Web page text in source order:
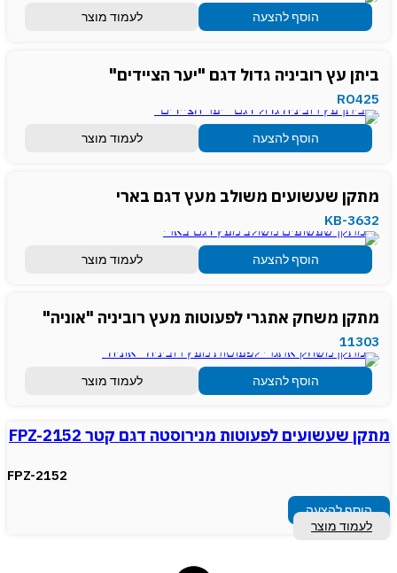
הוסף להצעה לעמוד מוצר
ביתן עץ רוביניה גדול דגם "יער הציידים"
RO425
הוסף להצעה לעמוד מוצר
מתקן שעשועים משולב מעץ דגם בארי
KB-3632
הוסף להצעה לעמוד מוצר
מתקן משחק אתגרי לפעוטות מעץ רוביניה "אוניה"
11303
הוסף להצעה לעמוד מוצר
מתקן שעשועים לפעוטות מנירוסטה דגם קטר FPZ-2152
FPZ-2152
הוסף להצעה
לעמוד מוצר